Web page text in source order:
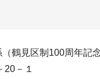
鶴見区制100周年記
－１